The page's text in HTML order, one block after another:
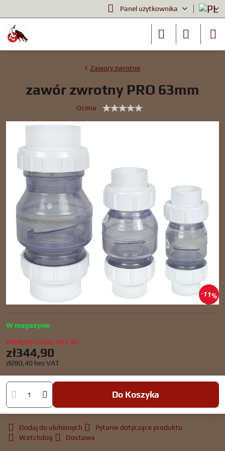
Panel użytkownika
11%
Zawory zwrotne
zawór zwrotny PRO 63mm
Ocena
W magazynie
zł388,20Zniżka zł43,40
zł344,90
zł280,40 bez VAT
Do Koszyka
Dodaj do ulubionych
Pytanie dotyczące produktu
Watchdog
Dostawa